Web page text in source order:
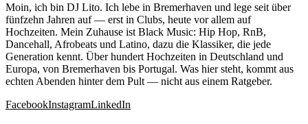
Moin, ich bin DJ Lito. Ich lebe in Bremerhaven und lege seit über
fünfzehn Jahren auf — erst in Clubs, heute vor allem auf
Hochzeiten. Mein Zuhause ist Black Music: Hip Hop, RnB,
Dancehall, Afrobeats und Latino, dazu die Klassiker, die jede
Generation kennt. Über hundert Hochzeiten in Deutschland und
Europa, von Bremerhaven bis Portugal. Was hier steht, kommt aus
echten Abenden hinter dem Pult — nicht aus einem Ratgeber.
FacebookInstagramLinkedIn